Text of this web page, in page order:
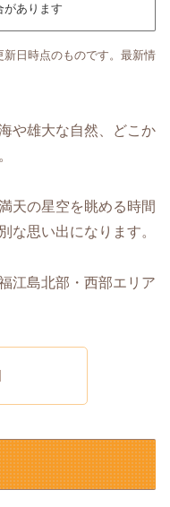
があります
日時点のものです。最新情
や雄大な自然、どこか
天の星空を眺める時間
な思い出になります。
江島北部・西部エリア